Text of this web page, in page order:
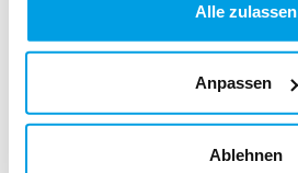
Alle zulassen
Anpassen
Ablehnen